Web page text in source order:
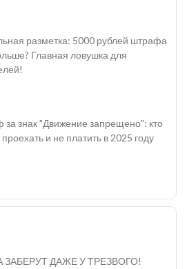
разметка: 5000 рублей штрафа
Главная ловушка для
знак "Движение запрещено": кто
и не платить в 2025 году
ЗАБЕРУТ ДАЖЕ У ТРЕЗВОГО!